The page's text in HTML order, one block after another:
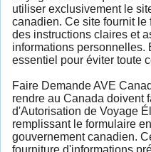
utiliser exclusivement le
canadien. Ce site fournit
des instructions claires et
informations personnelles.
essentiel pour éviter toute
Faire Demande AVE
rendre au Canada doivent
d'Autorisation de Voyage
remplissant le formulaire
gouvernement canadien.
fourniture d'informations